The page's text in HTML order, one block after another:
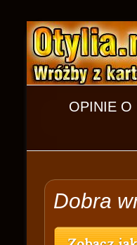
OPINIE O
Dobra